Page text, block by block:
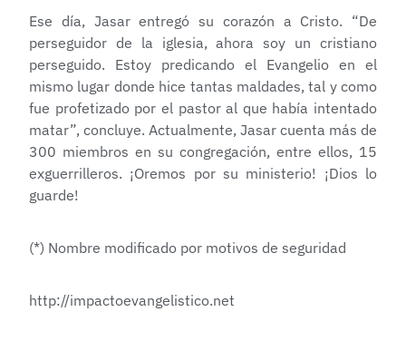
Ese día, Jasar entregó su corazón a Cristo. “De
perseguidor de la iglesia, ahora soy un cristiano
perseguido. Estoy predicando el Evangelio en el
mismo lugar donde hice tantas maldades, tal y como
fue profetizado por el pastor al que había intentado
matar”, concluye. Actualmente, Jasar cuenta más de
300 miembros en su congregación, entre ellos, 15
exguerrilleros. ¡Oremos por su ministerio! ¡Dios lo
guarde!
(*) Nombre modificado por motivos de seguridad
http://impactoevangelistico.net